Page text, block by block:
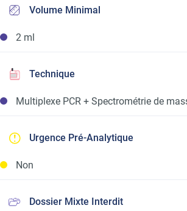
Volume Minimal
2 ml
Technique
Multiplexe PCR + Spectrométrie de
Urgence Pré-Analytique
Non
Dossier Mixte Interdit